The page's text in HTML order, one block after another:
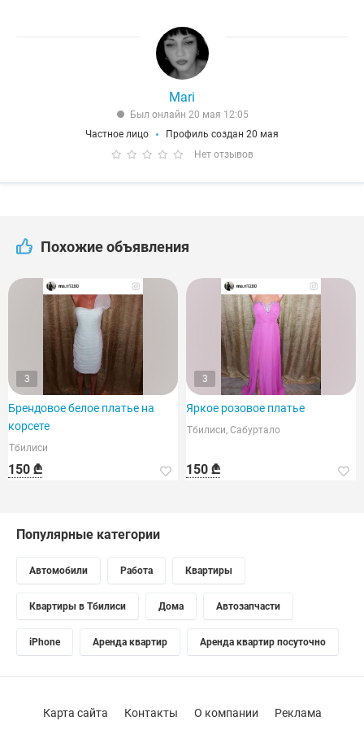
Mari
Был онлайн 20 мая 12:05
Частное лицо
Профиль создан 20 мая
Нет отзывов
Похожие объявления
3
Брендовое белое платье на
корсете
Тбилиси
150 ₾
3
Яркое розовое платье
Тбилиси, Сабуртало
150 ₾
Популярные категории
Автомобили Работа Квартиры
Квартиры в Тбилиси Дома Автозапчасти
iPhone Аренда квартир Аренда квартир посуточно
Карта сайта Контакты О компании Реклама